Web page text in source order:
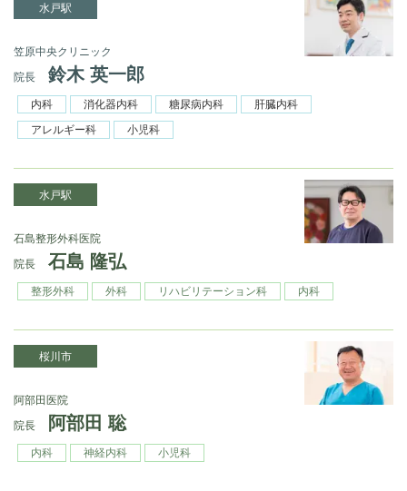
水戸駅
笠原中央クリニック
院長
鈴木 英一郎
内科 消化器内科 糖尿病内科
肝臓内科
アレルギー科
小児科
水戸駅
石島整形外科医院
院長
石島 隆弘
整形外科 外科 リハビリテーション科 内科
桜川市
阿部田医院
院長
阿部田 聡
内科 神経内科 小児科